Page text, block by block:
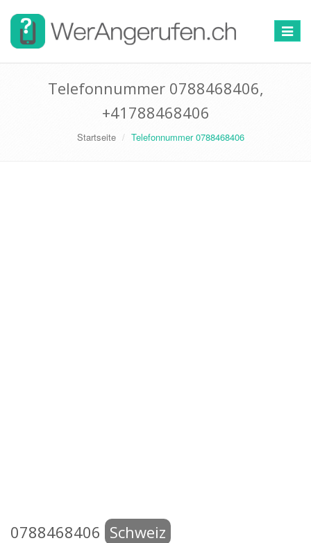
Toggle
Telefonnummer 0788468406,
+41788468406
Startseite Telefonnummer 0788468406
0788468406 Schweiz